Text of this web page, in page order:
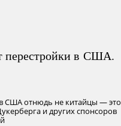
перестройки в США.
США отнюдь не китайцы — это
и других спонсоров